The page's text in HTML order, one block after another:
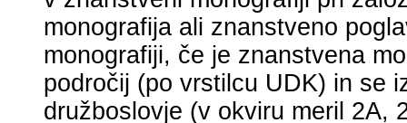
monografija ali znanstveno
monografiji, če je znanstvena
področij (po vrstilcu UDK) in se
družboslovje (v okviru meril 2A,